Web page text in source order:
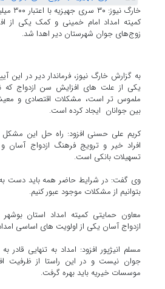
خارگ
کمیته امداد امام خمینی و کمک یکی از
زوج‌های جوان شهرستان دیر اهدا شد.
به گزارش خارگ نیوز، فرماندار دیر در این
یکی از علت های افزایش سن ازدواج
ملموس تر است، مشکلات اقتصادی و
بین جوانان ایجاد کرده است.
کریم علی حسنی افزود: راه حل این مشکل
افراد خیر و ترویج فرهنگ ازدواج
تسهیلات بانکی است.
وی گفت: در شرایط حاضر همه باید دست
بتوانیم از مشکلات موجود عبور کنیم.
معاون حمایتی کمیته امداد استان
ازدواج آسان یکی از اولویت های اساسی
مسلم انیژپور افزود: امداد به تنهایی قادر
جوان نیست و در این راستا از ظرفیت
موسسات خیریه باید بهره گرفت.